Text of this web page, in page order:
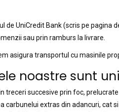
de UniCredit Bank (scris pe pagina
sau prin ramburs la livrare.
asigura transportul cu masinile
noastre sunt
treceri succesive prin foc,
carbunelui extras din adancuri, cat